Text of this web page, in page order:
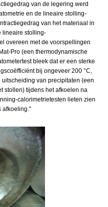
van de legering werd
en de lineaire stolling-
van het materiaal in
lineaire stolling-
overeen met de voorspellingen
Pro (een thermodynamische
bleek dat er een sterke
bij ongeveer 200 °C,
van precipitaten (een
stollen) tijdens het afkoelen na
calorimetrietesten lieten zien
afkoeling."